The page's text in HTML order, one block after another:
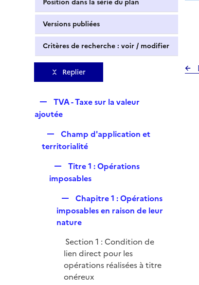
Position dans la série du plan
Versions publiées
Critères de recherche : voir / modifier
Replier
e
l
i
TVA - Taxe sur la valeur
ajoutée
e
l
i
Champ d'application et
territorialité
e
l
i
e
Titre 1 : Opérations
imposables
e
p
i
e
r
Chapitre 1 : Opérations
imposables en raison de leur
nature
Section 1 : Condition de
lien direct pour les
opérations réalisées à titre
onéreux